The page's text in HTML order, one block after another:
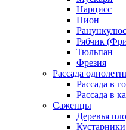
Нарцисс
Пион
Ранункулюс
Рябчик
Тюльпан
Фрезия
Рассада
Рассада в
Рассада в
Саженцы
Деревья